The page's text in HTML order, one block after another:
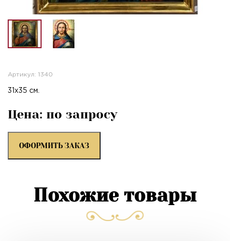
Артикул: 1340
31х35 см.
Цена: по запросу
ОФОРМИТЬ ЗАКАЗ
Похожие товары